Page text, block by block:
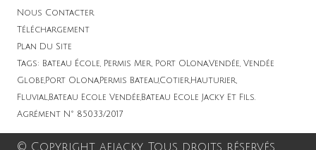
Nous Contacter
Téléchargement
Plan Du Site
Tags: Bateau École, Permis Mer, Port OLona,Vendée, Vendée
Globe,Port Olona,Permis Bateau,Cotier,Hauturier,
Fluvial,Bateau Ecole Vendée,Bateau Ecole Jacky Et Fils.
Agrément N° 85033/2017
© Copyright aejacky. Tous droits réservés.